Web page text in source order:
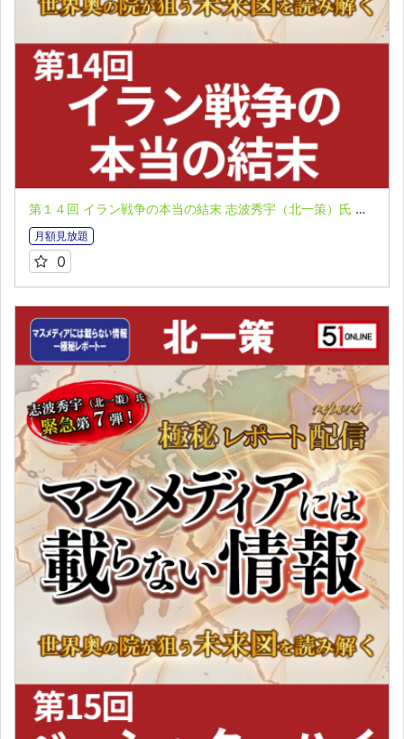
第１４回 イラン戦争の本当の結末 志波秀宇（北一策）氏 マスメディアには載らない情報 極秘レポート第７弾
月額見放題
0